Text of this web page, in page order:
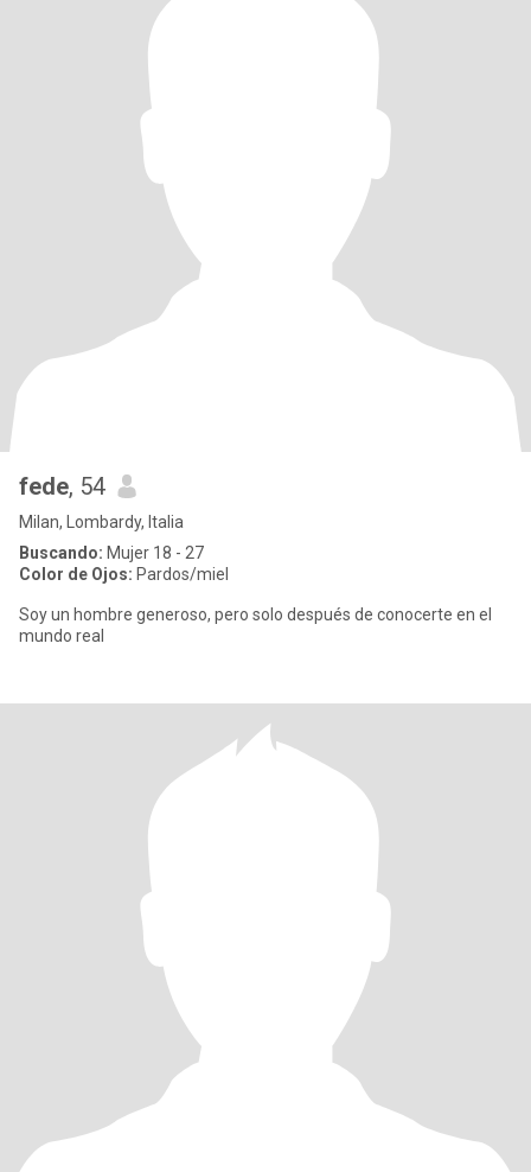
fede, 54
Milan, Lombardy, Italia
Buscando: Mujer 18 - 27
Color de Ojos: Pardos/miel
Soy un hombre generoso, pero solo después de conocerte en el
mundo real